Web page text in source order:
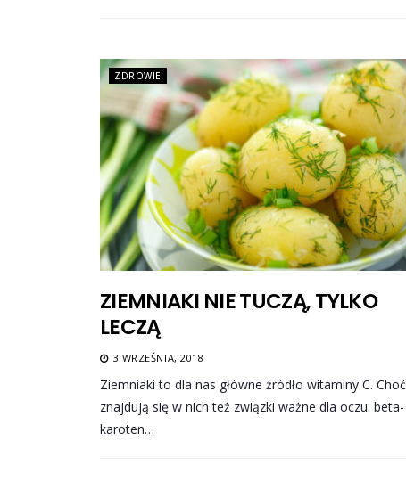
ZDROWIE
ZIEMNIAKI NIE TUCZĄ, TYLKO
LECZĄ
3 WRZEŚNIA, 2018
Ziemniaki to dla nas główne źródło witaminy C. Choć
znajdują się w nich też związki ważne dla oczu: beta-
karoten…